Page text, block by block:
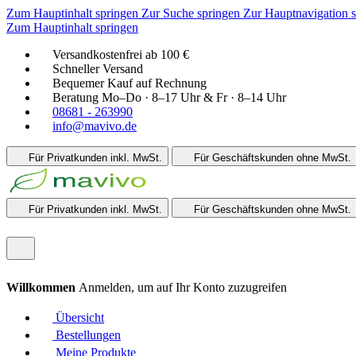
Zum Hauptinhalt springen Zur Suche springen Zur Hauptnavigation
Zum Hauptinhalt springen
Versandkostenfrei ab 100 €
Schneller Versand
Bequemer Kauf auf Rechnung
Beratung Mo–Do · 8–17 Uhr & Fr · 8–14 Uhr
08681 - 263990
info@mavivo.de
Für Privatkunden inkl. MwSt. Für Geschäftskunden ohne MwSt.
Für Privatkunden inkl. MwSt. Für Geschäftskunden ohne MwSt.
Willkommen Anmelden, um auf Ihr Konto zuzugreifen
Übersicht
Bestellungen
Meine Produkte